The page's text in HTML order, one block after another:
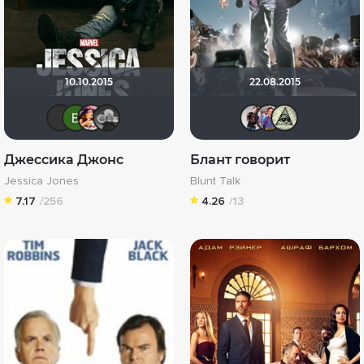
10.10.2015
Alex Tereshchenko
Виктория Данилевская
Джессика Джонс
Jessica Jones
7.17 /256
22.08.2015
Блант говорит
Blunt Talk
4.26 /13